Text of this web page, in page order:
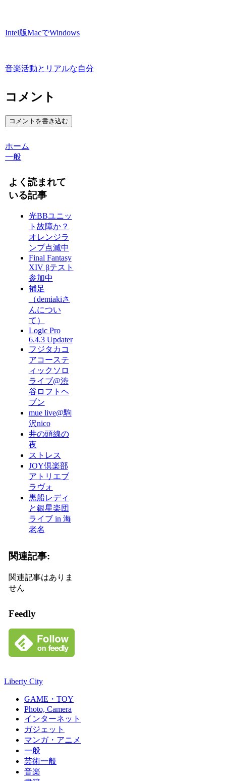
Intel版MacでWindows
音楽活動とリアルな自分
コメント
コメントを書き込む
ホーム
一般
よく読まれて
いる記事
光BBユニッ
ト故障か？
オレンジラ
ンプ点滅中
Final Fantasy
XIV βテスト
参加中
補足
（demiakiさ
んについ
て）
Logic Pro
6.4.3 Updater
フジタカコ
アコーステ
ィックソロ
ライブ@渋
谷ロフトヘ
ブン
mue live@駒
沢nico
井の頭線の
夜
ストレス
JOY倶楽部
アトリエブ
ラヴォ
黒船レディ
と銀星楽団
ライブ in 海
老名
関連記事:
関連記事はありま
せん
Feedly
Liberty City
GAME・TOY
Photo, Camera
インターネット
ガジェット
マンガ・アニメ
一般
芸術一般
音楽